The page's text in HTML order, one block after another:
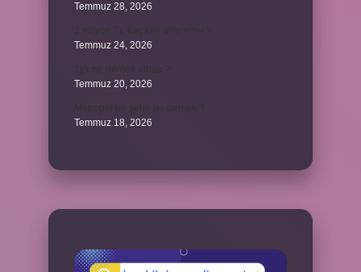
Temmuz 28, 2026
Temmuz 24, 2026
Temmuz 20, 2026
Temmuz 18, 2026